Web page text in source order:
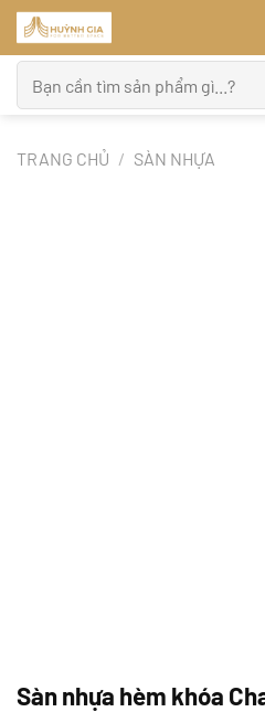
Bỏ
qua
nội
dung
kiếm:
TRANG CHỦ / SÀN NHỰA
Sàn nhựa hèm khóa